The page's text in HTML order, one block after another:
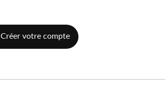
Créer votre compte